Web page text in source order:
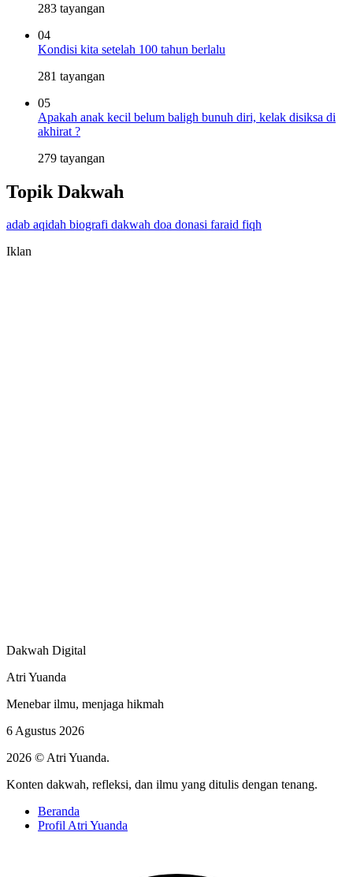
283 tayangan
04
Kondisi kita setelah 100 tahun berlalu
281 tayangan
05
Apakah anak kecil belum baligh bunuh diri, kelak disiksa di
akhirat ?
279 tayangan
Topik Dakwah
adab aqidah biografi dakwah doa donasi faraid fiqh
Iklan
Dakwah Digital
Atri Yuanda
Menebar ilmu, menjaga hikmah
6 Agustus 2026
2026 © Atri Yuanda.
Konten dakwah, refleksi, dan ilmu yang ditulis dengan tenang.
Beranda
Profil Atri Yuanda